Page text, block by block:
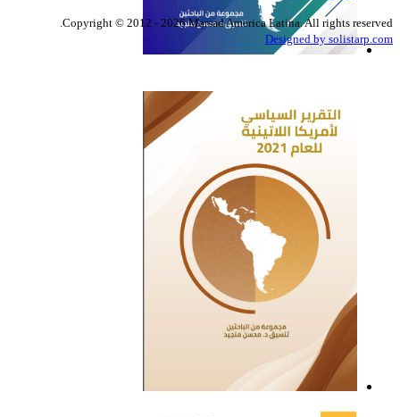
Copyright © 2012 - 2026 Marsad America Latina. All rights reserved.
Designed by solistarp.com